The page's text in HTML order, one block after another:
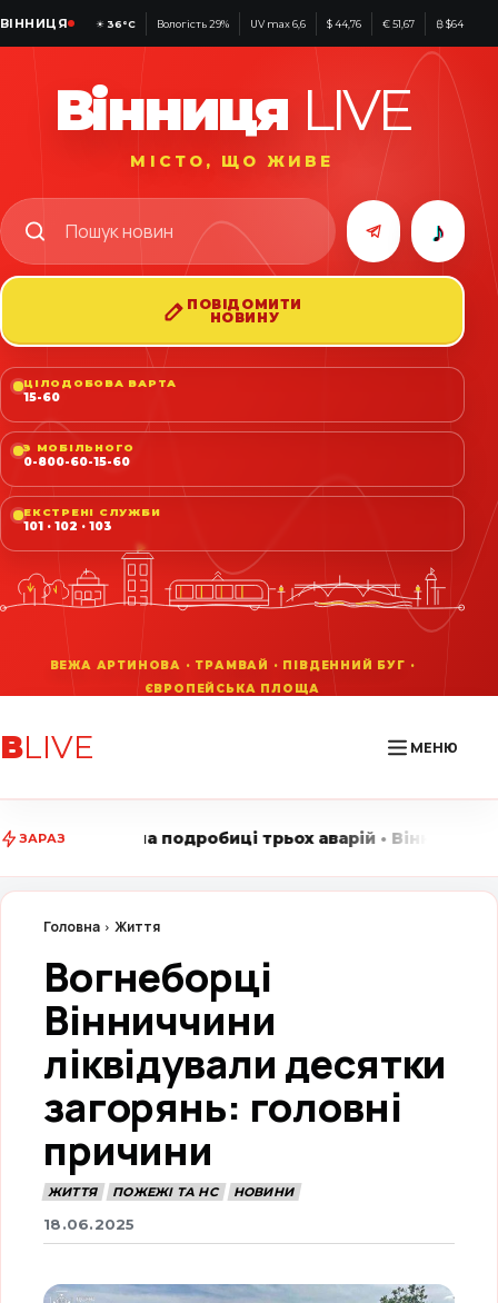
ВІННИЦЯ ☀ 36°C Вологість 29% UV max 6,6 $ 44,76 € 51,67 ₿ $64 218
Вінниця LIVE
МІСТО, ЩО ЖИВЕ
♪
ПОВІДОМИТИ
НОВИНУ
ЦІЛОДОБОВА ВАРТА
15-60
З МОБІЛЬНОГО
0-800-60-15-60
ЕКСТРЕНІ СЛУЖБИ
101 · 102 · 103
ВLIVE МЕНЮ
ЗАРАЗтрьох аварій • Вінниця LIVE стежить за
Головна Життя
Вогнеборці
Вінниччини
ліквідували десятки
загорянь: головні
причини
ЖИТТЯ ПОЖЕЖІ ТА НС НОВИНИ
18.06.2025